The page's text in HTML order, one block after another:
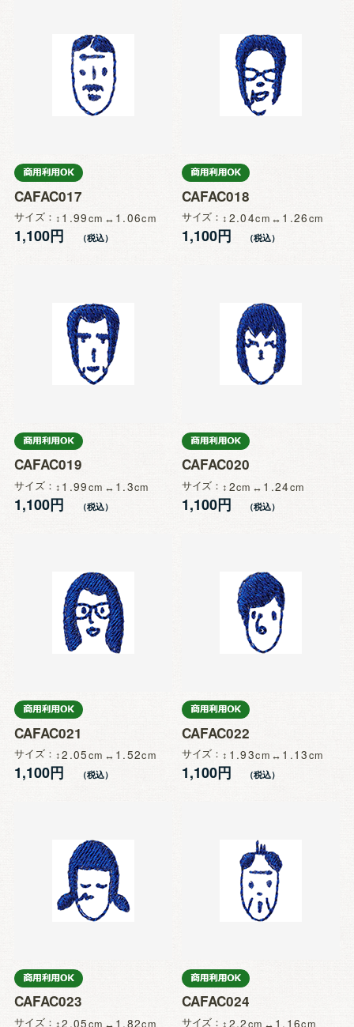
CAFAC017
サイズ 1.99 1.06
1,100円
CAFAC018
サイズ 2.04 1.26
1,100円
CAFAC019
サイズ 1.99 1.3
1,100円
CAFAC020
サイズ 2 1.24
1,100円
CAFAC021
サイズ 2.05 1.52
1,100円
CAFAC022
サイズ 1.93 1.13
1,100円
CAFAC023
サイズ 2.05 1.82
CAFAC024
サイズ 2.2 1.16